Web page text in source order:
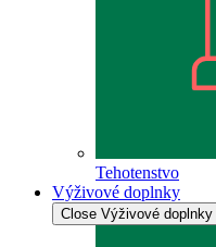
Tehotenstvo
Výživové doplnky
Close Výživové doplnky